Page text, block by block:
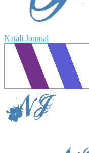
Natali Journal